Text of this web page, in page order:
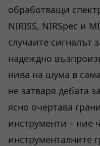
обработващи
NIRISS, NIRSpec и
случаите сигналът
надеждно
нива на шума в
не затваря дебата
ясно очертава
инструменти – ние
инструменталните